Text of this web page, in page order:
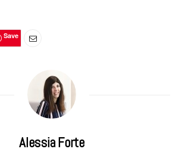
Save
Alessia Forte